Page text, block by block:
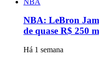
NBA: LeBron
de quase R$ 250
Há 1 semana